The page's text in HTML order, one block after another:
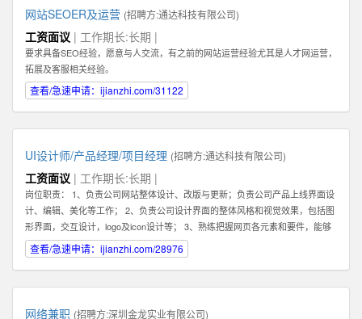
立长期关系的员工，因此我们希望你也能长期，稳定地在公司发展。你会发现公
司是一个非常大的平台--我们在北京，深圳，香港，韩国都有业务。所以公司会
给你很好的施展空间，因此我们需要你能长期地在公司不断进步！ 3：你必须具
备一种素质。那就是会坚持，坚持，坚持，永不放弃。你必须了解你和客户的关
系是长期的，所以为了建立这种长期稳定的关系，你在一开始的时候要具备百折
不挠，坚持不懈的素质，这样才能逐步取得双方的信任。 4：除了热爱销售，你
大幅提高管理客户的效率和经营业绩。我们希望你具备这种科学化管理的能力。
有这种能力的人才还可以在将来发展成为销售经理，管理一个业务团队。 6：必
须热爱学习，尤其是要对一个特点行业有兴趣，并愿意深入了解一个行业，掌握
关于该行业的专业知识，这样才能真正服务好你的客户。目前我们希望能够找到
对于创业尤其是互联网创业领域有浓厚兴趣或相关经验的人才。 如果你有激
情，有梦想，并对网络销售充满热爱，愿意接受挑战，也能熟悉使用电脑，QQ
等网络工具，那么不论你的学历如何，专业是什么，这些都不重要。我们都欢迎
网站SEOER及运营 (招聘方:通达科技有限公司)
工资面议 | 工作期长:长期 |
要求具备SEO经验，愿意与人交流，有之前的网站运营经验尤其是人才网运营，
拓展及客服相关经验。
查看/急速申请：ijianzhi.com/31122
UI设计师/产品经理/项目经理 (招聘方:通达科技有限公司)
工资面议 | 工作期长:长期 |
岗位职责： 1、负责公司网站整体设计、改版与更新；负责公司产品上线界面设
计、编辑、美化等工作； 2、负责公司设计界面的整体风格和视觉效果，包括图
形界面，交互设计，logo及icon设计等； 3、熟练把握网页各元素和要件，能够
独立进行网站美工布局的设计； 4、不断完善和熟悉，负责网站整体架构的设计
和网站风格的把握，界面的视觉规划与创意设计工作； 5、认真做好各类信息和
材； 6、负责公司产品包括网页和手机应用程序等的人机交互界面设计，提高用
户使用体验； 7、根据项目具体要求解决各类UI设计和优化问题。 职位要求：
查看/急速申请：ijianzhi.com/28976
网络兼职 (招聘方:深圳金龙实业有限公司)